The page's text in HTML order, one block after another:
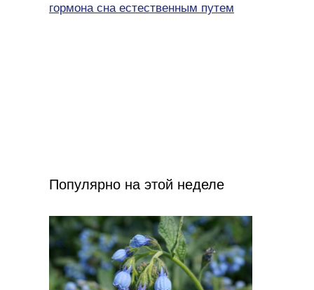
гормона сна естественным путем
Популярно на этой неделе